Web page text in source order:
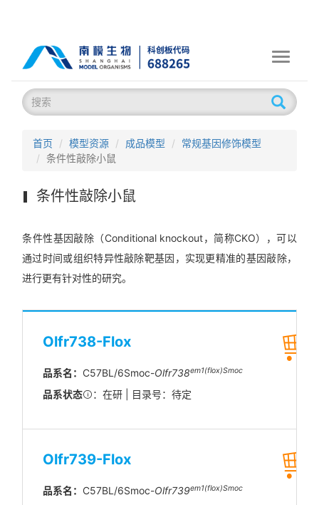
Toggle
首页 模型资源 成品模型
常规基因修饰模型
条件性敲除小鼠
条件性敲除小鼠
条件性基因敲除（Conditional knockout，简称CKO），可以
通过时间或组织特异性敲除靶基因，实现更精准的基因敲除，
进行更有针对性的研究。
Olfr738-Flox
品系名： C57BL/6Smoc-Olfr738em1(flox)Smoc
品系状态 ：在研 | 目录号：待定
Olfr739-Flox
品系名： C57BL/6Smoc-Olfr739em1(flox)Smoc